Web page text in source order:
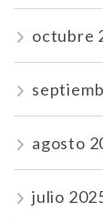
octubre
agosto
julio